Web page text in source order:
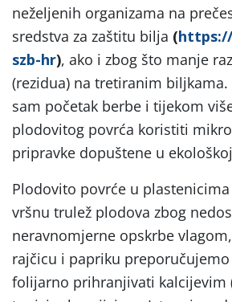
neželjenih organizama na
sredstva za zaštitu bilja (
szb-hr), ako i zbog što manje
(rezidua) na tretiranim
sam početak berbe i tijekom
plodovitog povrća koristiti
pripravke dopuštene u
Plodovito povrće u
vršnu trulež plodova zbog
neravnomjerne opskrbe
rajčicu i papriku
folijarno prihranjivati kalcijevim